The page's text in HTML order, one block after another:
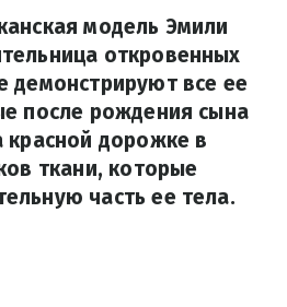
модель Эмили
откровенных
демонстрируют все ее
после рождения сына
красной дорожке в
ткани, которые
часть ее тела.